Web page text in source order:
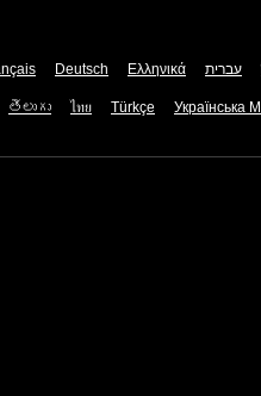
Deutsch Ελληνικά עברית
తెలుగు ไทย Türkçe Українська